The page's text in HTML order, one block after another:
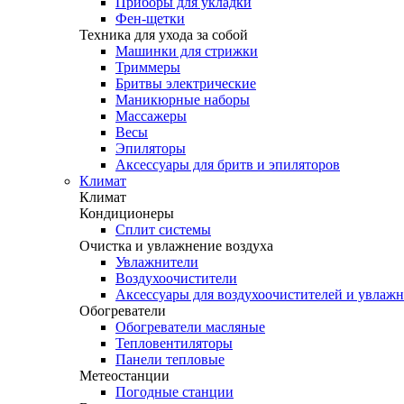
Фен-щетки
Техника для ухода за собой
Машинки для стрижки
Триммеры
Бритвы электрические
Маникюрные наборы
Массажеры
Весы
Эпиляторы
Аксессуары для бритв и эпиляторов
Климат
Климат
Кондиционеры
Сплит системы
Очистка и увлажнение воздуха
Увлажнители
Воздухоочистители
Аксессуары для воздухоочистителей и
Обогреватели
Обогреватели масляные
Тепловентиляторы
Панели тепловые
Метеостанции
Погодные станции